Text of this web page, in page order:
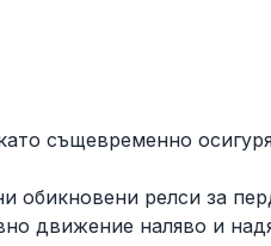
същевременно
обикновени релси за
движение наляво и